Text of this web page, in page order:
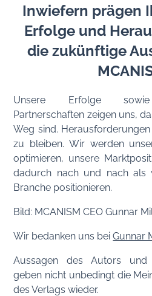
Inwiefern prägen
Erfolge und
die zukünftige
Unsere Erfolge sowie
Partnerschaften zeigen uns,
Weg sind.
zu bleiben. Wir werden
optimieren, unsere
dadurch nach und nach als
Branche positionieren.
Bild: MCANISM CEO Gunnar
Wir bedanken uns beiGunnar
Aussagen des Autors und
geben nicht unbedingt die
des Verlags wieder.